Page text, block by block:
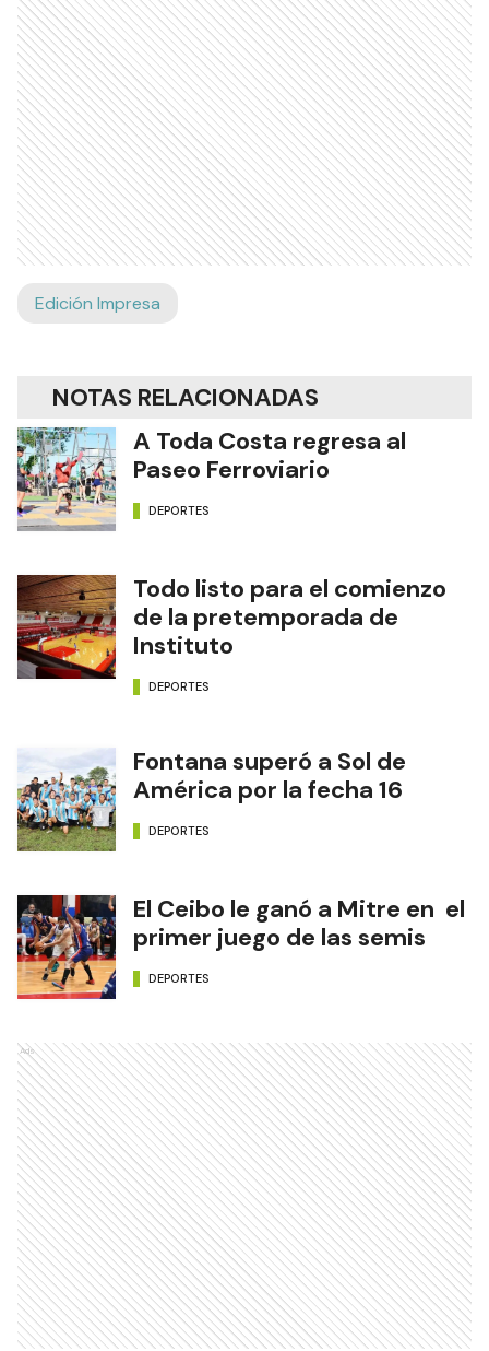
Edición Impresa
NOTAS RELACIONADAS
A Toda Costa regresa al
Paseo Ferroviario
DEPORTES
Todo listo para el comienzo
de la pretemporada de
Instituto
DEPORTES
Fontana superó a Sol de
América por la fecha 16
DEPORTES
El Ceibo le ganó a Mitre en el
primer juego de las semis
DEPORTES
Ads